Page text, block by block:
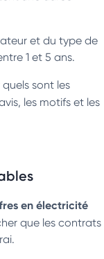
et du type de
1 et 5 ans.
sont les
les motifs et les
en électricité
que les contrats